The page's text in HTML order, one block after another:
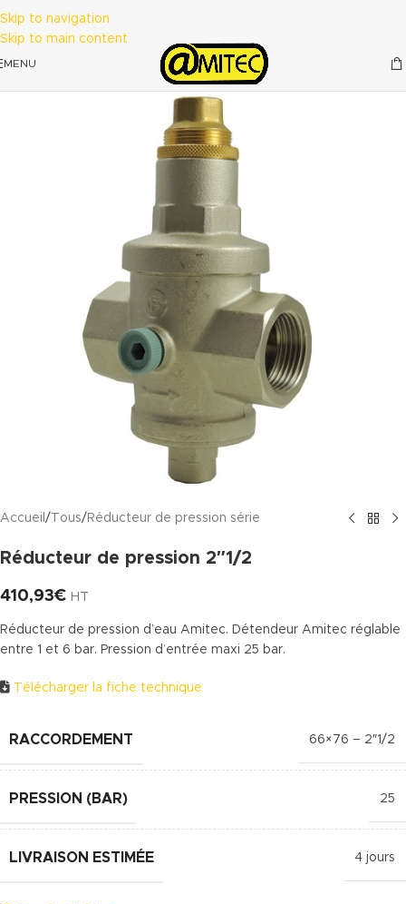
Skip to navigation
Skip to main content
MENU
Accueil / Tous/ Réducteur de pression série
Réducteur de pression 2″1/2
410,93€ HT
Réducteur de pression d’eau Amitec. Détendeur Amitec réglable
entre 1 et 6 bar. Pression d’entrée maxi 25 bar.
Télécharger la fiche technique
RACCORDEMENT 66×76 – 2″1/2
PRESSION (BAR) 25
LIVRAISON ESTIMÉE 4 jours